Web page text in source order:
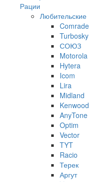
Рации
Любительские
Comrade
Turbosky
СОЮЗ
Motorola
Hytera
Icom
Lira
Midland
Kenwood
AnyTone
Optim
Vector
TYT
Racio
Терек
Аргут